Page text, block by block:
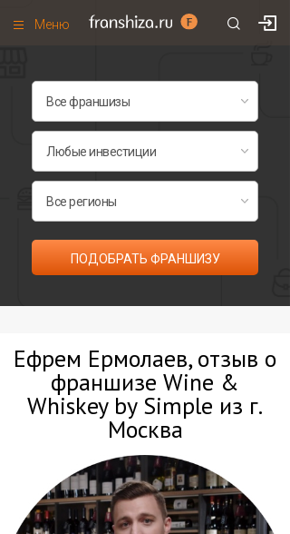
Меню
Франшизы по категориям
ПОДОБРАТЬ ФРАНШИЗУ
Ефрем Ермолаев, отзыв о
франшизе Wine &
Whiskey by Simple из г.
Москва